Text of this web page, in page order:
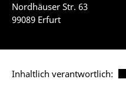
Nordhäuser Str. 63
99089 Erfurt
Inhaltlich verantwortlich: